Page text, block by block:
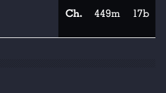
Ch. 449m 17b